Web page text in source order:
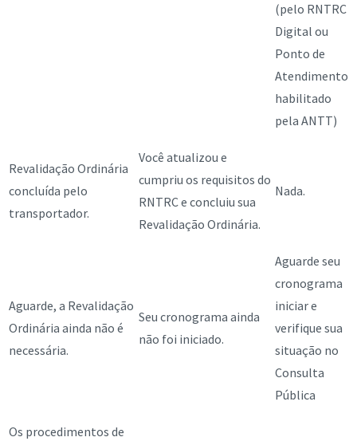
(pelo RNTRC
Digital ou
Ponto de
Atendimento
habilitado
pela ANTT)
Revalidação Ordinária
concluída pelo
transportador.
Você atualizou e
cumpriu os requisitos do
RNTRC e concluiu sua
Revalidação Ordinária.
Nada.
Aguarde, a Revalidação
Ordinária ainda não é
necessária.
Seu cronograma ainda
não foi iniciado.
Aguarde seu
cronograma
iniciar e
verifique sua
situação no
Consulta
Pública
Os procedimentos de